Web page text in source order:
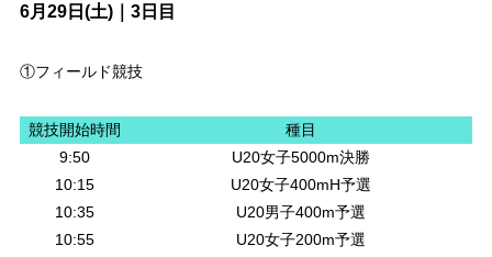
6月29日(土)｜3日目
①フィールド競技
競技開始時間
種目
9:50
U20女子5000m決勝
10:15
U20女子400mH予選
10:35
U20男子400m予選
10:55
U20女子200m予選